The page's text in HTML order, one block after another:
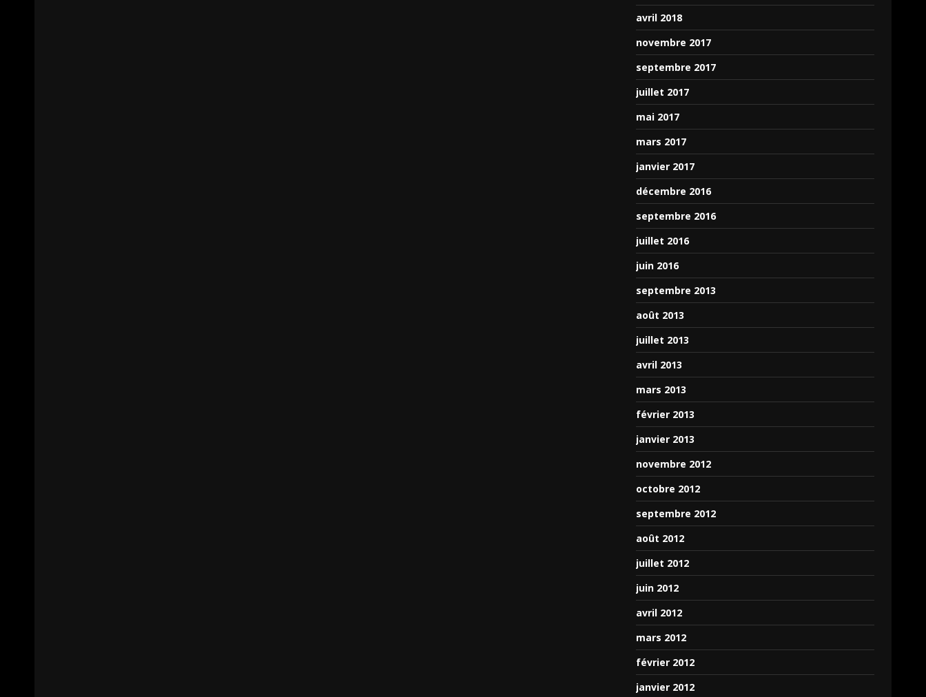
avril 2018
novembre 2017
septembre 2017
juillet 2017
mai 2017
mars 2017
janvier 2017
décembre 2016
septembre 2016
juillet 2016
juin 2016
septembre 2013
août 2013
juillet 2013
avril 2013
mars 2013
février 2013
janvier 2013
novembre 2012
octobre 2012
septembre 2012
août 2012
juillet 2012
juin 2012
avril 2012
mars 2012
février 2012
janvier 2012